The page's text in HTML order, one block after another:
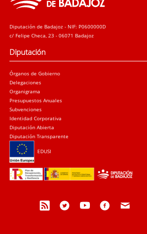
Diputación de Badajoz - NIF: P0600000D
c/ Felipe Checa, 23 - 06071 Badajoz
Diputación
Órganos de Gobierno
Delegaciones
Organigrama
Presupuestos Anuales
Subvenciones
Identidad Corporativa
Diputación Abierta
Diputación Transparente
EDUSI